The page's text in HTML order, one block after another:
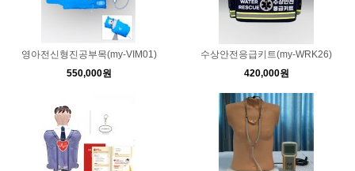
영아전신형진공부목(my-VIM01)
550,000원
수상안전응급키트(my-WRK26)
420,000원